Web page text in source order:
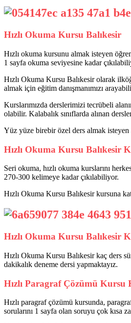
Hızlı Okuma Kursu Balıkesir
Hızlı okuma kursunu almak isteyen
1 sayfa okuma seviyesine kadar
Hızlı Okuma Kursu Balıkesir olarak
almak için eğitim danışmanımızı
Kurslarımızda derslerimizi tecrübeli
olabilir. Kalabalık sınıflarda alınan
Yüz yüze birebir özel ders almak
Hızlı Okuma Kursu Balıkesir
Seri okuma, hızlı okuma kurslarını
270-300 kelimeye kadar çıkılabiliyor.
Hızlı Okuma Kursu Balıkesir kursuna
Hızlı Okuma Kursu Balıkesir
Hızlı Okuma Kursu Balıkesir kaç ders
dakikalık deneme dersi yapmaktayız.
Hızlı Paragraf Çözümü Kursu
Hızlı paragraf çözümü kursunda,
sorularını 1 sayfa olan soruyu çok kısa